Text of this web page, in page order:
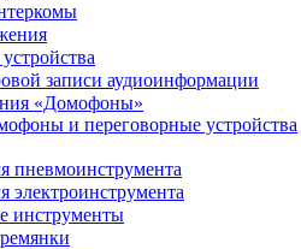
записи аудиоинформации
«Домофоны»
и переговорные устройства
пневмоинструмента
электроинструмента
инструменты